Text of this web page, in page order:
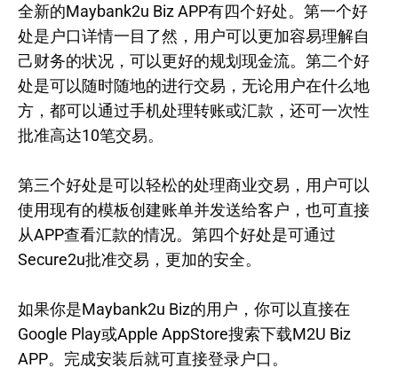
全新的Maybank2u Biz APP有四个好处。第一个好
处是户口详情一目了然，用户可以更加容易理解自
己财务的状况，可以更好的规划现金流。第二个好
处是可以随时随地的进行交易，无论用户在什么地
方，都可以通过手机处理转账或汇款，还可一次性
批准高达10笔交易。
第三个好处是可以轻松的处理商业交易，用户可以
使用现有的模板创建账单并发送给客户，也可直接
从APP查看汇款的情况。第四个好处是可通过
Secure2u批准交易，更加的安全。
如果你是Maybank2u Biz的用户，你可以直接在
Google Play或Apple AppStore搜索下载M2U Biz
APP。完成安装后就可直接登录户口。